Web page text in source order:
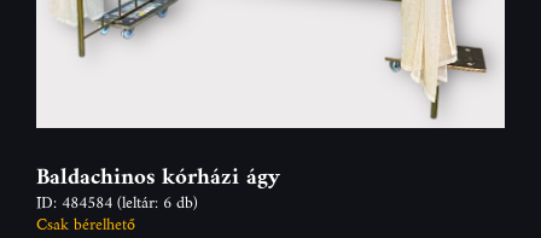
Baldachinos kórházi ágy
ID: 484584(leltár: 6 db)
Csak bérelhető